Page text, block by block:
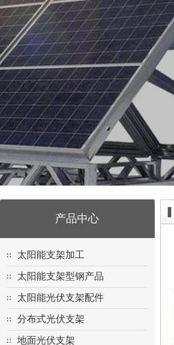
产品中心
太阳能支架加工
太阳能支架型钢产品
太阳能光伏支架配件
分布式光伏支架
地面光伏支架